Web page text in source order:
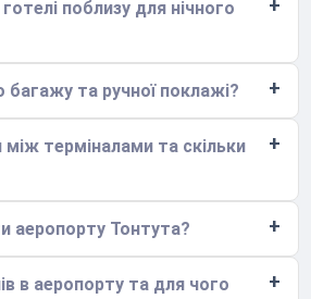
поблизу для нічного
багажу та ручної поклажі?
терміналами та скільки
аеропорту Тонтута?
в аеропорту та для чого